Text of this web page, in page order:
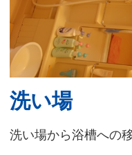
洗い場
洗い場から浴槽への